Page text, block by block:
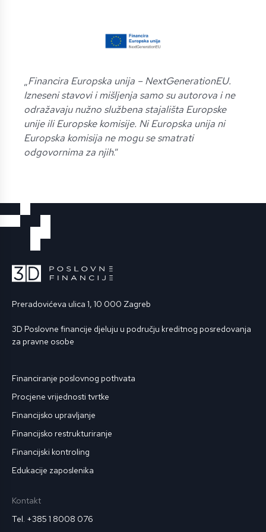
„Financira Europska unija – NextGenerationEU.
Izneseni stavovi i mišljenja samo su autorova i ne
odražavaju nužno službena stajališta Europske
unije ili Europske komisije. Ni Europska unija ni
Europska komisija ne mogu se smatrati
odgovornima za njih.”
Preradovićeva ulica 1, 10 000 Zagreb
3D Poslovne financije djeluju u području kreditnog posredovanja
za pravne osobe
Financiranje poslovnog pothvata
Procjene vrijednosti tvrtke
Financijsko upravljanje
Financijsko restrukturiranje
Financijski kontroling
Edukacije zaposlenika
Kontakt
Tel. +385 1 8008 076